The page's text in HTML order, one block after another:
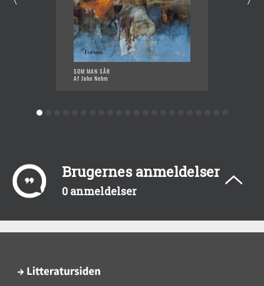
SOM MAN SÅR
Af John Nehm
Brugernes anmeldelser
0 anmeldelser